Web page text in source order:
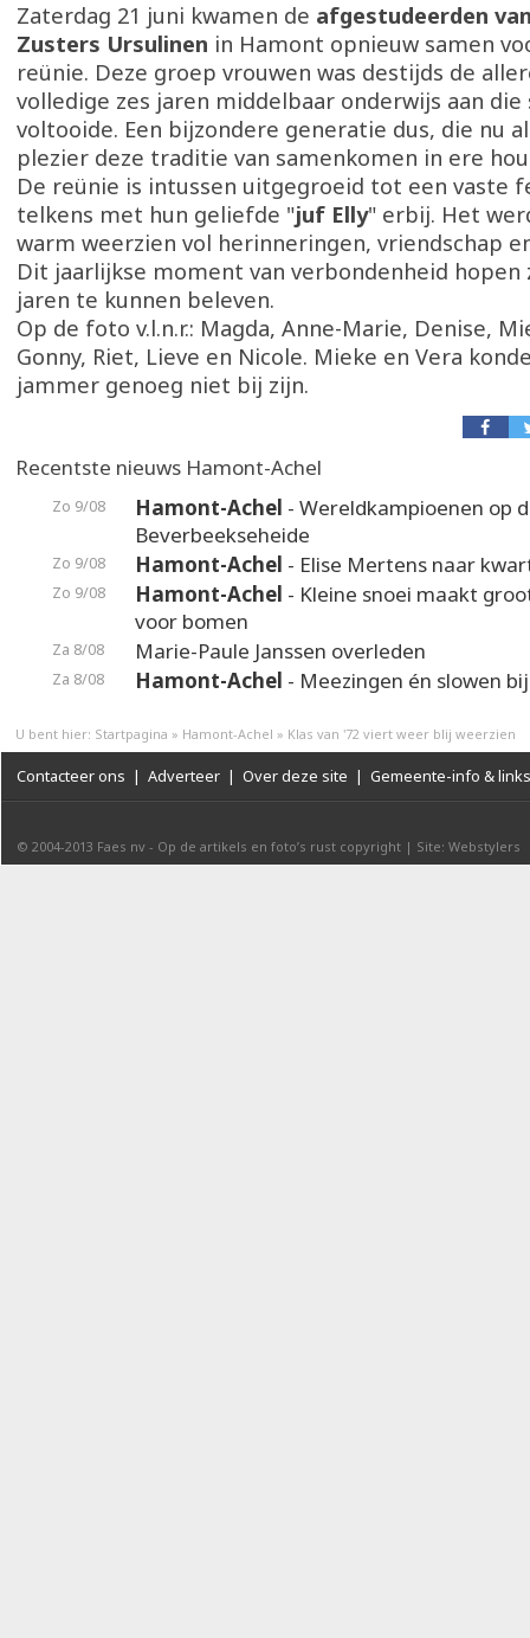
Zaterdag 21 juni kwamen de afgestudeerden
Zusters Ursulinen in Hamont opnieuw samen
reünie. Deze groep vrouwen was destijds de
volledige zes jaren middelbaar onderwijs aan die
voltooide. Een bijzondere generatie dus, die nu
plezier deze traditie van samenkomen in ere
De reünie is intussen uitgegroeid tot een vaste
telkens met hun geliefde "juf Elly" erbij. Het
warm weerzien vol herinneringen, vriendschap
Dit jaarlijkse moment van verbondenheid hopen
jaren te kunnen beleven.
Op de foto v.l.n.r.: Magda, Anne-Marie, Denise,
Gonny, Riet, Lieve en Nicole. Mieke en Vera
jammer genoeg niet bij zijn.
Recentste nieuws Hamont-Achel
Zo 9/08 Hamont-Achel - Wereldkampioenen op
Beverbeekseheide
Zo 9/08 Hamont-Achel - Elise Mertens naar
Zo 9/08 Hamont-Achel - Kleine snoei maakt
voor bomen
Za 8/08 Marie-Paule Janssen overleden
Za 8/08 Hamont-Achel - Meezingen én slowen
U bent hier: Startpagina » Hamont-Achel » Klas van '72 viert weer blij weerzien
Contacteer ons | Adverteer | Over deze site | Gemeente-info & links
© 2004-2013 Faes nv - Op de artikels en foto’s rust copyright | Site: Webstylers